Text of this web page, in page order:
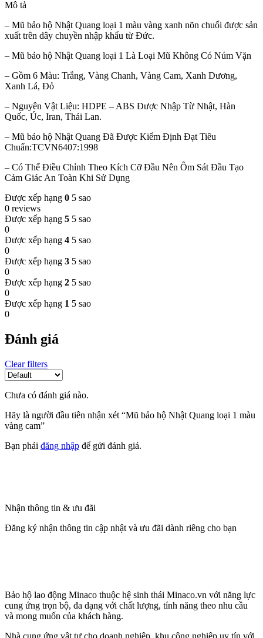
Mô tả
– Mũ bảo hộ Nhật Quang loại 1 màu vàng xanh nõn chuối được sản
xuất trên dây chuyền nhập khẩu từ Đức.
– Mũ bảo hộ Nhật Quang loại 1 Là Loại Mũ Không Có Núm Vặn
– Gồm 6 Màu: Trắng, Vàng Chanh, Vàng Cam, Xanh Dương,
Xanh Lá, Đỏ
– Nguyên Vật Liệu: HDPE – ABS Được Nhập Từ Nhật, Hàn
Quốc, Úc, Iran, Thái Lan.
– Mũ bảo hộ Nhật Quang Đã Được Kiểm Định Đạt Tiêu
Chuẩn:TCVN6407:1998
– Có Thể Điều Chỉnh Theo Kích Cỡ Đầu Nên Ôm Sát Đầu Tạo
Cảm Giác An Toàn Khi Sử Dụng
Được xếp hạng 0 5 sao
0 reviews
Được xếp hạng 5 5 sao
0
Được xếp hạng 4 5 sao
0
Được xếp hạng 3 5 sao
0
Được xếp hạng 2 5 sao
0
Được xếp hạng 1 5 sao
0
Đánh giá
Clear filters
Chưa có đánh giá nào.
Hãy là người đầu tiên nhận xét “Mũ bảo hộ Nhật Quang loại 1 màu
vàng cam”
Bạn phải đăng nhập để gửi đánh giá.
Nhận thông tin & ưu đãi
Đăng ký nhận thông tin cập nhật và ưu đãi dành riêng cho bạn
Bảo hộ lao động Minaco thuộc hệ sinh thái Minaco.vn với năng lực
cung ứng trọn bộ, đa dạng với chất lượng, tính năng theo nhu cầu
và mong muốn của khách hàng.
Nhà cung ứng vật tư cho doanh nghiệp, khu công nghiệp uy tín với